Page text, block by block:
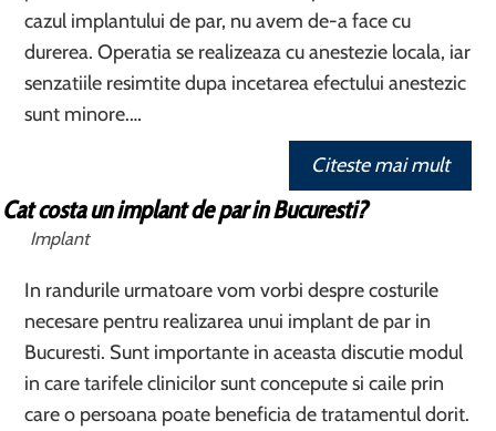
cazul implantului de par, nu avem de-a face cu
durerea. Operatia se realizeaza cu anestezie locala, iar
senzatiile resimtite dupa incetarea efectului anestezic
sunt minore.…
Citeste mai mult
Cat costa un implant de par in Bucuresti?
Implant
In randurile urmatoare vom vorbi despre costurile
necesare pentru realizarea unui implant de par in
Bucuresti. Sunt importante in aceasta discutie modul
in care tarifele clinicilor sunt concepute si caile prin
care o persoana poate beneficia de tratamentul dorit.